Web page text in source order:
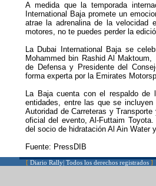
A medida que la temporada
International Baja promete un
atrae la adrenalina de la velocidad
motores, no te puedes perder la
La Dubai International Baja se
Mohammed bin Rashid Al
de Defensa y Presidente del
forma experta por la Emirates
La Baja cuenta con el respaldo de
entidades, entre las que se
Autoridad de Carreteras y
oficial del evento, Al-Futtaim
del socio de hidratación Al Ain Water
Fuente: PressDIB
[ Diario Rally| Todos los derechos registrados ]